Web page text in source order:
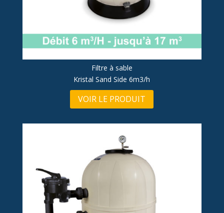
Filtre à sable
Kristal Sand Side 6m3/h
VOIR LE PRODUIT